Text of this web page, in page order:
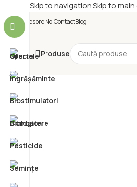
Skip to navigationSkip to
Despre NoiContactBlog
Produse